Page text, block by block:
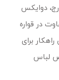
دوایکس
در قواره
برای
لباس